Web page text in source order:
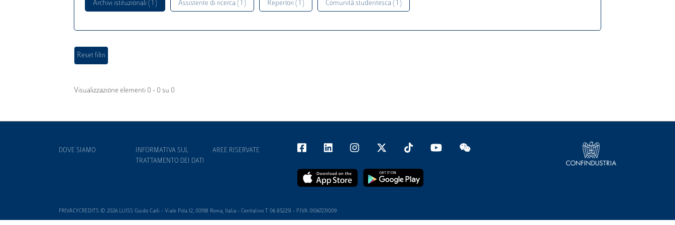
Archivi istituzionali ( 1 ) Assistente di ricerca ( 1 ) Repertori ( 1 ) Comunità studentesca ( 1 )
Visualizzazione elementi 0 - 0 su 0
DOVE SIAMO
INFORMATIVA SUL
TRATTAMENTO DEI DATI
AREE RISERVATE
PRIVACYCREDITS © 2026 LUISS Guido Carli - Viale Pola 12, 00198 Roma, Italia - Centralino T 06 852251 - P.IVA 01067231009